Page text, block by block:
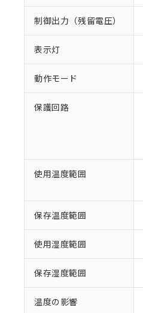
制御出力（残留電圧）
表示灯
動作モード
保護回路
使用温度範囲
保存温度範囲
使用湿度範囲
保存湿度範囲
温度の影響